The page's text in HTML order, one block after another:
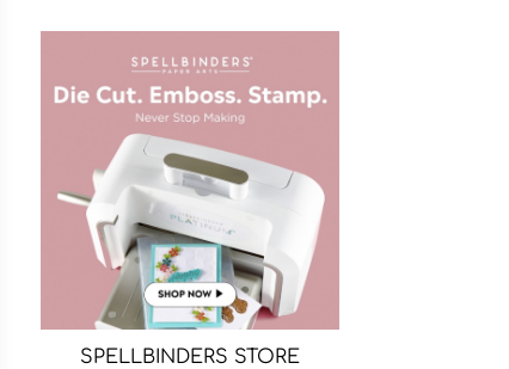
SPELLBINDERS STORE